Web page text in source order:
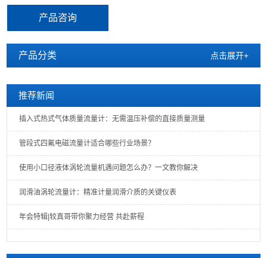
产品咨询
产品分类 点击展开+
推荐新闻
插入式热式气体质量流量计：无需温压补偿的直接质量测量
管段式四氟电磁流量计适合哪些行业场景？
使用小口径液体涡轮流量机遇问题怎么办？一文教你解决
润滑油涡轮流量计：精准计量润滑介质的关键仪表
年会特辑|较真哥带你聚力经营 共赴薪程